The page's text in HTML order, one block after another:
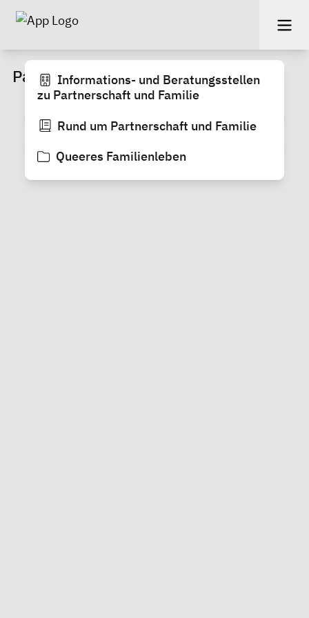
Partnerschaft und Familie
Informations- und Beratungsstellen
zu Partnerschaft und Familie
Rund um Partnerschaft und Familie
Queeres Familienleben